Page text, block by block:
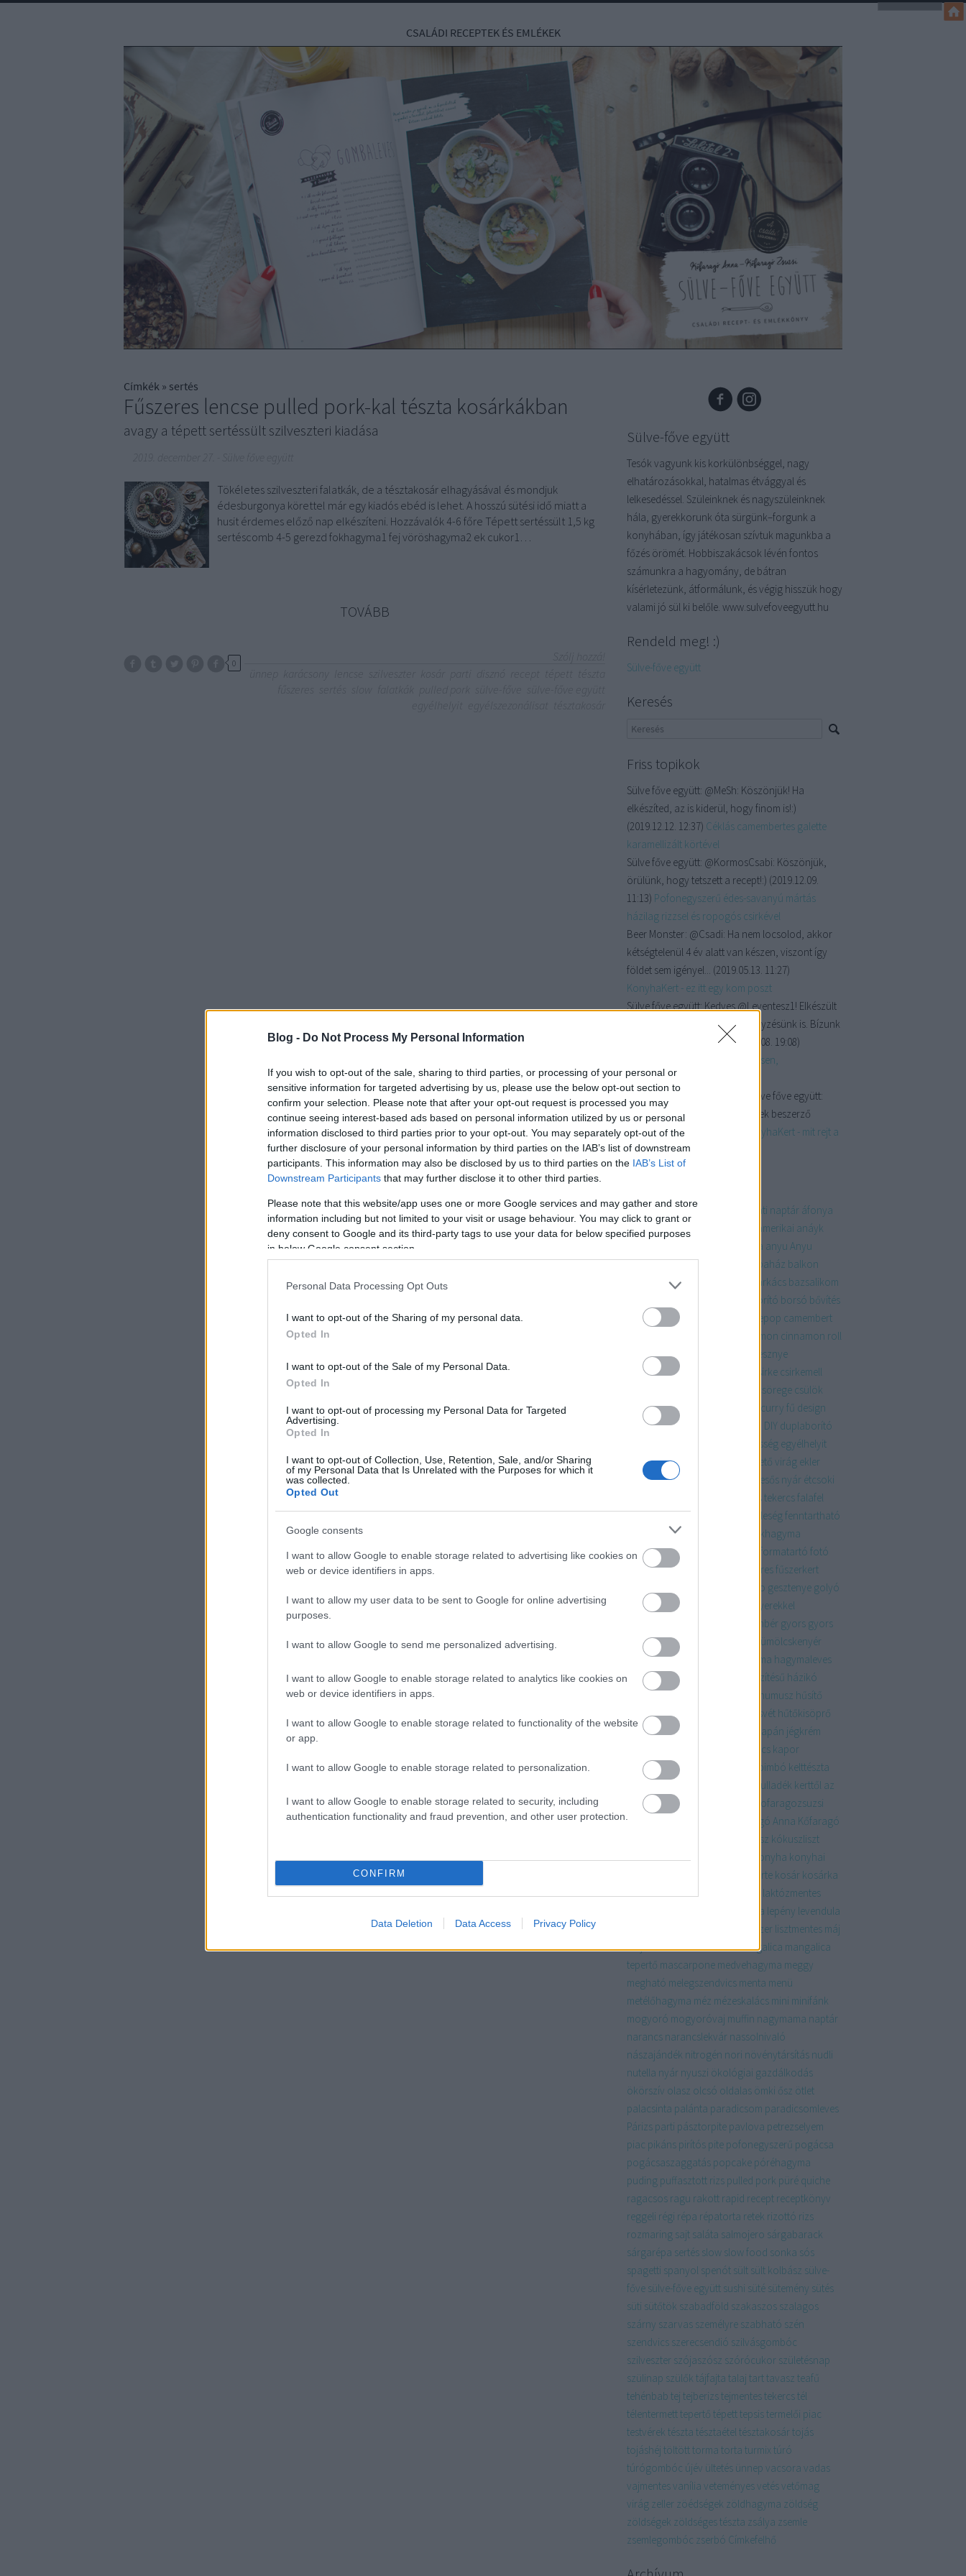
Blog - Do Not Process My Personal Information
If you wish to opt-out of the sale, sharing to third parties, or processing of your personal or
sensitive information for targeted advertising by us, please use the below opt-out section to
confirm your selection. Please note that after your opt-out request is processed you may
continue seeing interest-based ads based on personal information utilized by us or personal
information disclosed to third parties prior to your opt-out. You may separately opt-out of the
further disclosure of your personal information by third parties on the IAB’s list of downstream
participants. This information may also be disclosed by us to third parties on the IAB’s List of
Downstream Participants that may further disclose it to other third parties.
Please note that this website/app uses one or more Google services and may gather and store
information including but not limited to your visit or usage behaviour. You may click to grant or
deny consent to Google and its third-party tags to use your data for below specified purposes
in below Google consent section.
Personal Data Processing Opt Outs
I want to opt-out of the Sharing of my personal data.
Opted In
I want to opt-out of the Sale of my Personal Data.
Opted In
I want to opt-out of processing my Personal Data for Targeted
Advertising.
Opted In
I want to opt-out of Collection, Use, Retention, Sale, and/or Sharing
of my Personal Data that Is Unrelated with the Purposes for which it
was collected.
Opted Out
Google consents
I want to allow Google to enable storage related to advertising like cookies on
web or device identifiers in apps.
I want to allow my user data to be sent to Google for online advertising
purposes.
I want to allow Google to send me personalized advertising.
I want to allow Google to enable storage related to analytics like cookies on
web or device identifiers in apps.
I want to allow Google to enable storage related to functionality of the website
or app.
I want to allow Google to enable storage related to personalization.
I want to allow Google to enable storage related to security, including
authentication functionality and fraud prevention, and other user protection.
CONFIRM
Data Deletion Data Access Privacy Policy
CSALÁDI RECEPTEK ÉS EMLÉKEK
Címkék » sertés
Fűszeres lencse pulled pork-kal tészta kosárkákban
avagy a tépett sertéssült szilveszteri kiadása
Tökéletes szilveszteri falatkák, de a tésztakosár elhagyásával és mondjuk
édesburgonya körettel már egy kiadós ebéd is lehet. A hosszú sütési idő miatt a
husit érdemes előző nap elkészíteni. Hozzávalók 4-6 főre Tépett sertéssült 1,5 kg
sertéscomb 4-5 gerezd fokhagyma1 fej vöröshagyma2 ek cukor1…
TOVÁBB
0
Sülve-főve együtt
Tesók vagyunk kis korkülönbséggel, nagy
elhatározásokkal, hatalmas étvággyal és
lelkesedéssel. Szüleinknek és nagyszüleinknek
hála, gyerekkorunk óta sürgünk–forgunk a
konyhában, így játékosan szívtuk magunkba a
főzés örömét. Hobbiszakácsok lévén fontos
számunkra a hagyomány, de bátran
kísérletezünk, átformálunk, és végig hisszük hogy
valami jó sül ki belőle. www.sulvefoveegyutt.hu
Rendeld meg! :)
Sülve-főve együtt
Keresés
Friss topikok
Sülve főve együtt: @MeSh: Köszönjük! Ha
elkészíted, az is kiderül, hogy finom is!:)
(2019.12.12. 12:37) Céklás camembertes galette
karamellizált körtével
Sülve főve együtt: @KormosCsabi: Köszönjük,
örülünk, hogy tetszett a recept!:) (2019.12.09.
11:13) Pofonegyszerű édes-savanyú mártás
házilag rizzsel és ropogós csirkével
Beer Monster: @Csadi: Ha nem locsolod, akkor
kétségtelenül 4 év alatt van készen, viszont így
földet sem igényel... (2019.05.13. 11:27)
KonyhaKert - ez itt egy kom poszt
Sülve főve együtt:Kedves @Leventesz1! Elkészült
a komposztálásról szóló bejegyzésünk is. Bízunk
benne, hogy találsz ...( 2019.05.08. 19:08)
KonyhaKert - Vetésterv részletesen,
növénytársításokkal
@Crip Lee; @Sülve főve együtt:
nagy pacsi az ötletekért, megyek beszerző
körútra!(2019.04.19. 07:43
KonyhaKert - mit rejt a
fűszerkert?
30 advent adventinaptár adventi naptár áfonya
ajándék
amerikai anáyk
anyák napja anyu Anyu
avokádóázsiaibababútor babaház balkon
banánkenyér barkács bazsalikom
borító borsó bővítés
budapest
burgonya cakepop camembert
cinnamon cinnamon roll
citromcitromkrém
cseresznye
csicseriborsó
csirke csirkemell
csörege csülök
cukkinicukor curry fű design
desszertdeterminált DIY duplaborító
édesség egyélhelyit
egyélszezonálisat
ehető virág ekler
emlékkönyv
esős nyár étcsoki
fahéjas tekercsfalafel
falatkákfánkfanyar feleségfenntartható
férjfigura
fokhagyma
fokhgymafolytonnövő formatartó fotó
franciafriss fűszeresfűszerkert
gazpacho gesztenye golyó
gomba
gombóc
gyerekkel
gyömbér gyors gyors
tepertős pogácsa
gyümölcskenyér
gyümölcsök
hagyma hagymaleves
ház házasság házikészítésű házikó
humusz hűsítő
húsmentes
húsvét hűtőkisöprő
időgépindeterminált japán jégkrém
kalács kapor
karácsony
kávézacc kelbimbó kelttészta
kerti hulladék kerttől az
asztalig
kiskert
kofaragozsuzsi
kofaragozsuzsiphotos
Kőfaragó Anna Kőfaragó
kókusz kókuszliszt
kókusztejkolbász konyha konyhai
körte kosár kosárka
krémleveskrumpli
laktózmentes
lencsesaláta lepény levendula
linzer lisztmentes máj
májkrémmálnamandulamangalica mangalica
tepertő mascarpone medvehagyma meggy
megható melegszendvics menta menü
metélőhagyma méz mézeskalács mini minifánk
mogyoró mogyoróvaj muffin nagymama naptár
narancs narancslekvár nassolnivaló
nászajándék nitrogén nori növénytársítás nudli
nutella nyár nyuszi ökológiai gazdálkodás
ökörszív olasz olcsó oldalas ömki ősz ötlet
palacsinta palánta paradicsom paradicsomleves
Párizs parti pásztorpite pavlova petrezselyem
piac pikáns pirítós pite pofonegyszerű pogácsa
pogácsaszaggatás popcake póréhagyma
puding puffasztott rizs pulled pork püré quiche
ragacsos ragu rakott rapid recept receptkönyv
reggeli régi répa répatorta retek rizottó rizs
rozmaring sajt saláta salmojero sárgabarack
sárgarépa sertés slow slow food sonka sós
spagetti spanyol spenót sült sült kolbász sülve-
főve sülve-főve együtt sushi süté sütemény sütés
süti sütőtök szabadföld szakaszos szalagos
szárny szarvas személyre szabható szén
szendvics szerecsendió szilvásgombóc
szilveszter szójaszósz szórócukor születésnap
szülinap szülők tájfajta talaj tarttavasz teafű
tehénbab tej tejberizstejmentestekercstél
télentermetttepertő tépetttepsistermelői piac
testvérek tészta tésztaétel tésztakosár tojás
tojáshéj töltötttorma torta turmixtúró
túrógombóc újév ültetés ünnep vacsora vadas
vajmentesvanília veteményesvetésvetőmag
virág zeller zöédségek zöldhagyma zöldség
zöldségek zöldséges tészta zsálya zsemle
zsemlegombóc zserbó Címkefelhő